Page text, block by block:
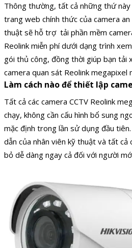
Thông thường, tất cả những thứ
trang web chính thức của camera an
thuật sẽ hỗ trợ tải phần mềm
Reolink miễn phí dưới dạng trình
gói thủ công, đồng thời giúp bạn tải
camera quan sát Reolink megapixel
Làm cách nào để thiết lập
Tất cả các camera CCTV Reolink
chạy, không cần cấu hình bổ sung
mặc định trong lần sử dụng đầu
dẫn của nhân viên kỹ thuật và tất
bỏ dễ dàng ngay cả đối với người